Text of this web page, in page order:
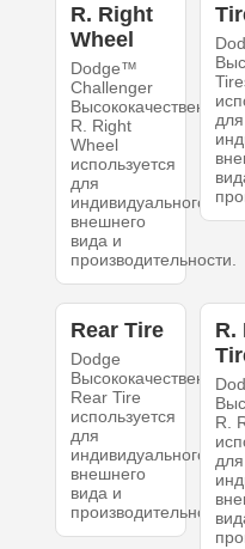
R. Right
Wheel
Dodge™
Challenger
Высококачественный
R. Right
Wheel
используется
для
индивидуального
внешнего
вида и
производительности.
для
Rear Tire
Dodge
Высококачественный
Rear Tire
используется
для
индивидуального
внешнего
вида и
производительности.
R.
R.
для